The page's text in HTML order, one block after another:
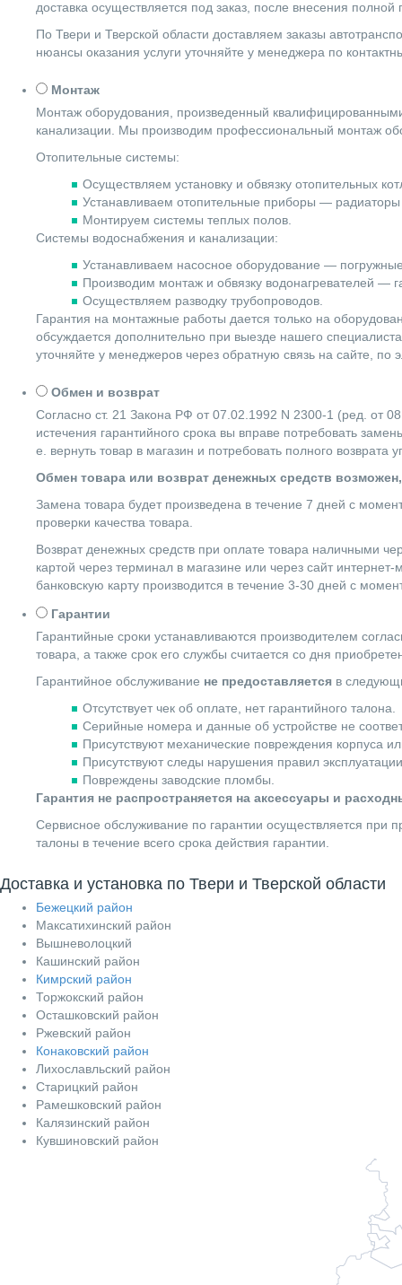
доставка осуществляется под заказ, после внесения полной
По Твери и Тверской области доставляем заказы
нюансы оказания услуги уточняйте у менеджера по
Монтаж
Монтаж оборудования, произведенный
канализации. Мы производим профессиональный монтаж
Отопительные системы:
Осуществляем установку и обвязку отопительных
Устанавливаем отопительные приборы —
Монтируем системы теплых полов.
Системы водоснабжения и канализации:
Устанавливаем насосное оборудование —
Производим монтаж и обвязку водонагревателей —
Осуществляем разводку трубопроводов.
Гарантия на монтажные работы дается только на
обсуждается дополнительно при выезде нашего
уточняйте у менеджеров через обратную связь на сайте,
Обмен и возврат
Согласно ст. 21 Закона РФ от 07.02.1992 N 2300-1 (ред. от
истечения гарантийного срока вы вправе потребовать
е. вернуть товар в магазин и потребовать полного
Обмен товара или возврат денежных средств
Замена товара будет произведена в течение 7 дней с
проверки качества товара.
Возврат денежных средств при оплате товара наличными
картой через терминал в магазине или через сайт
банковскую карту производится в течение 3-30 дней с
Гарантии
Гарантийные сроки устанавливаются производителем
товара, а также срок его службы считается со дня
Гарантийное обслуживание не предоставляется в
Отсутствует чек об оплате, нет гарантийного талона.
Серийные номера и данные об устройстве не
Присутствуют механические повреждения корпуса
Присутствуют следы нарушения правил
Повреждены заводские пломбы.
Гарантия не распространяется на аксессуары и
Сервисное обслуживание по гарантии осуществляется при
талоны в течение всего срока действия гарантии.
Доставка и установка по Твери и Тверской области
Бежецкий район
Максатихинский район
Вышневолоцкий
Кашинский район
Кимрский район
Торжокский район
Осташковский район
Ржевский район
Конаковский район
Лихославльский район
Старицкий район
Рамешковский район
Калязинский район
Кувшиновский район